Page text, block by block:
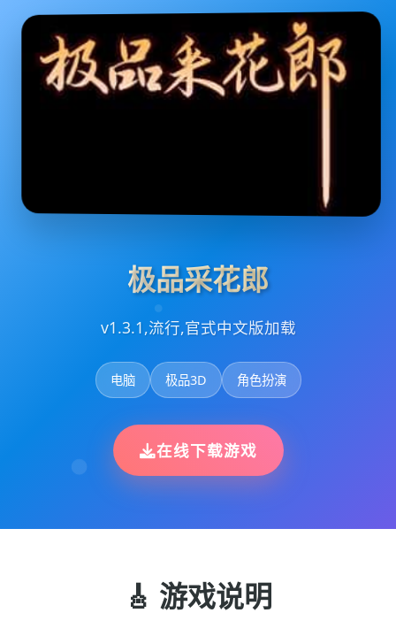
极品采花郎
v1.3.1,流行,官式中文版加载
电脑 极品3D 角色扮演
在线下载游戏
🎸 游戏说明